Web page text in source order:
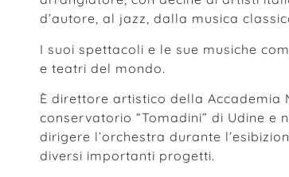
d’autore, al jazz, dalla musica
I suoi spettacoli e le sue musiche
e teatri del mondo.
È direttore artistico della Accademia
conservatorio “Tomadini” di Udine e
dirigere l’orchestra durante
diversi importanti progetti.